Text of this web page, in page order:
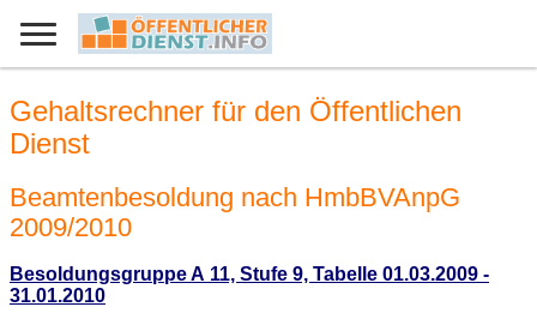
Gehaltsrechner für den Öffentlichen
Dienst
Beamtenbesoldung nach HmbBVAnpG
2009/2010
Besoldungsgruppe A 11, Stufe 9, Tabelle 01.03.2009 -
31.01.2010